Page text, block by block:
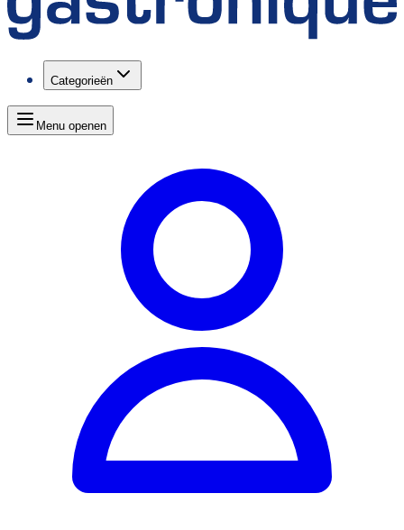
Categorieën
Menu openen